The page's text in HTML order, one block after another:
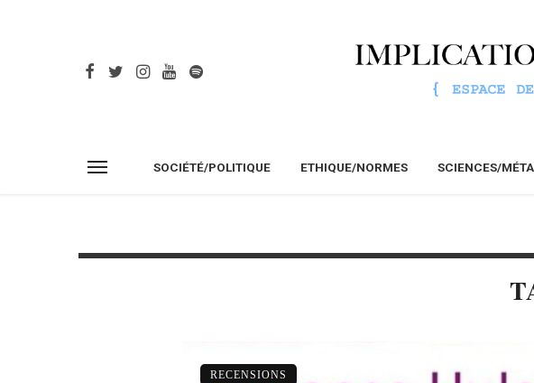
SOCIÉTÉ/POLITIQUE ETHIQUE/NORMES SCIENCES/
RECENSIONS